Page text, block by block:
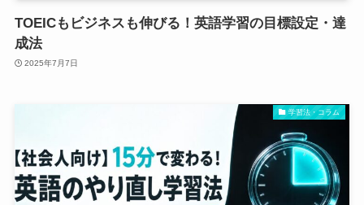
TOEICもビジネスも伸びる！英語学習の目標設定・達
成法
2025年7月7日
学習法・コラム